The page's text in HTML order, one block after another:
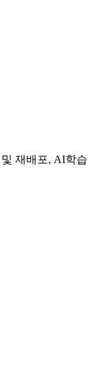
재배포, AI학습